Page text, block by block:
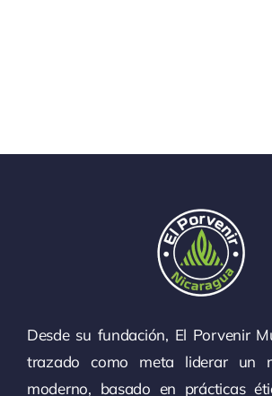
Desde su fundación, El Porvenir
trazado como meta liderar un
moderno, basado en prácticas